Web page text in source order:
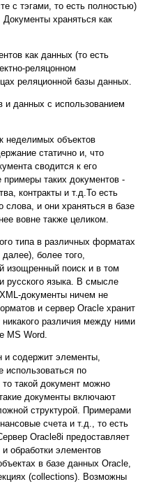
с тэгами, то есть полностью)
храняться как
как данных (то есть
реляцонном
реляционной базы данных.
и данных с использованием
неделимых объектов
статично и, что
сводится к его
таких документов -
контракты и т.д.То есть
слова, и они храняться в базе
вовне также целиком.
типа в различных форматах
более того,
изощренный поиск и в том
русского языка. В смысле
документы ничем не
и сервер Oracle хранит
различия между ними
MS Word.
и содержит элементы,
использоваться по
такой документ можно
документы включают
структурой. Примерами
счета и т.д., то есть
Oracle8i предоставляет
обработки элементов
в базе данных Oracle,
(collections). Возможны